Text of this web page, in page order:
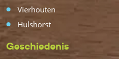
Vierhouten
Hulshorst
Geschiedenis